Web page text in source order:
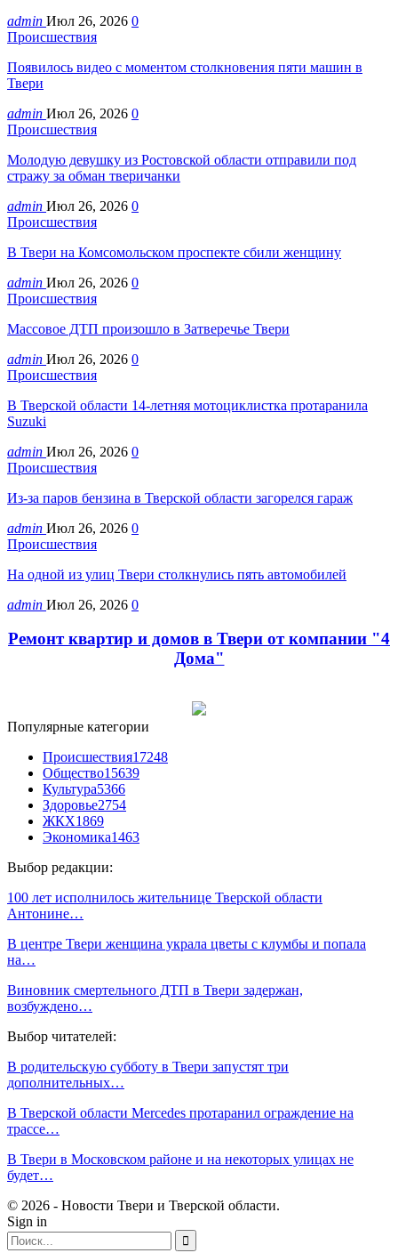
admin Июл 26, 2026 0
Происшествия
Появилось видео с моментом столкновения пяти машин в
Твери
admin Июл 26, 2026 0
Происшествия
Молодую девушку из Ростовской области отправили под
стражу за обман тверичанки
admin Июл 26, 2026 0
Происшествия
В Твери на Комсомольском проспекте сбили женщину
admin Июл 26, 2026 0
Происшествия
Массовое ДТП произошло в Затверечье Твери
admin Июл 26, 2026 0
Происшествия
В Тверской области 14-летняя мотоциклистка протаранила
Suzuki
admin Июл 26, 2026 0
Происшествия
Из-за паров бензина в Тверской области загорелся гараж
admin Июл 26, 2026 0
Происшествия
На одной из улиц Твери столкнулись пять автомобилей
admin Июл 26, 2026 0
Ремонт квартир и домов в Твери от компании "4
Дома"
Популярные категории
Происшествия17248
Общество15639
Культура5366
Здоровье2754
ЖКХ1869
Экономика1463
Выбор редакции:
100 лет исполнилось жительнице Тверской области
Антонине…
В центре Твери женщина украла цветы с клумбы и попала
на…
Виновник смертельного ДТП в Твери задержан,
возбуждено…
Выбор читателей:
В родительскую субботу в Твери запустят три
дополнительных…
В Тверской области Mercedes протаранил ограждение на
трассе…
В Твери в Московском районе и на некоторых улицах не
будет…
© 2026 - Новости Твери и Тверской области.
Sign in